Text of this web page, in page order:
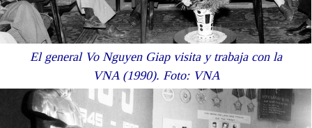
El general Vo Nguyen Giap visita y trabaja con la
VNA (1990). Foto: VNA